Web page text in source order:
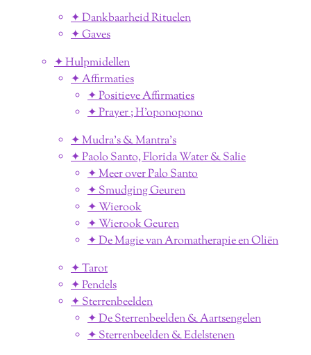
✦ Dankbaarheid Rituelen
✦ Gaves
✦ Hulpmidellen
✦ Affirmaties
✦ Positieve Affirmaties
✦ Prayer ; H'oponopono
✦ Mudra's & Mantra's
✦ Paolo Santo, Florida Water & Salie
✦ Meer over Palo Santo
✦ Smudging Geuren
✦ Wierook
✦ Wierook Geuren
✦ De Magie van Aromatherapie en Oliën
✦ Tarot
✦ Pendels
✦ Sterrenbeelden
✦ De Sterrenbeelden & Aartsengelen
✦ Sterrenbeelden & Edelstenen